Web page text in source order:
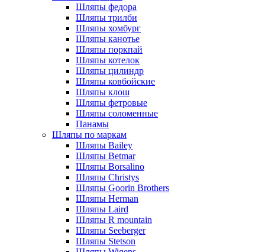
Шляпы федора
Шляпы трилби
Шляпы хомбург
Шляпы канотье
Шляпы поркпай
Шляпы котелок
Шляпы цилиндр
Шляпы ковбойские
Шляпы клош
Шляпы фетровые
Шляпы соломенные
Панамы
Шляпы по маркам
Шляпы Bailey
Шляпы Betmar
Шляпы Borsalino
Шляпы Christys
Шляпы Goorin Brothers
Шляпы Herman
Шляпы Laird
Шляпы R mountain
Шляпы Seeberger
Шляпы Stetson